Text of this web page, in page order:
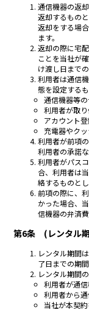
通信機器の返
返却するもの
返却をする場
ます。
返却の際に宅
ことを当社が
け渡し日まで
利用者は通信
態を設定するも
通信機器等
利用者が取
アカウント
充電器やク
利用者が前項
利用者の承諾
利用者がパス
合、利用者は
絡するものとし
前項の際に、
かった場合、
信機器の弁済
第6条 (レンタル
レンタル期間
了日までの期
レンタル期間
利用者が通
利用者から
当社が本契